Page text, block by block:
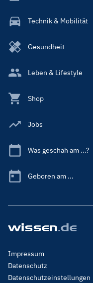
Technik & Mobilität
Gesundheit
Leben & Lifestyle
Shop
Jobs
Was geschah am ...?
Geboren am ...
Footer
Menu
Legal
Impressum
Datenschutz
Datenschutzeinstellungen